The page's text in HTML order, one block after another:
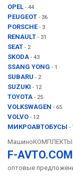
OPEL - 44
PEUGEOT - 36
PORSCHE - 3
RENAULT - 31
SEAT - 2
SKODA - 43
SSANG YONG - 1
SUBARU - 2
SUZUKI - 12
TOYOTA - 25
VOLKSWAGEN - 65
VOLVO - 12
МИКРОАВТОБУСЫ -
МашиноКОМПЛЕКТЫ
F-AVTO.COM
оптовые